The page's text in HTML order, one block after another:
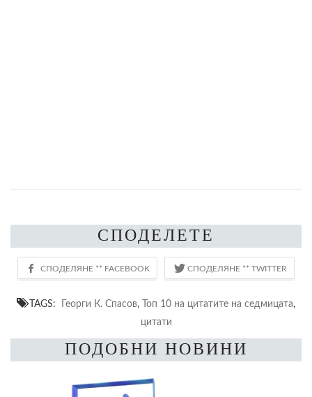
СПОДЕЛЕТЕ
TAGS: Георги К. Спасов, Топ 10 на цитатите на седмицата,
цитати
ПОДОБНИ НОВИНИ